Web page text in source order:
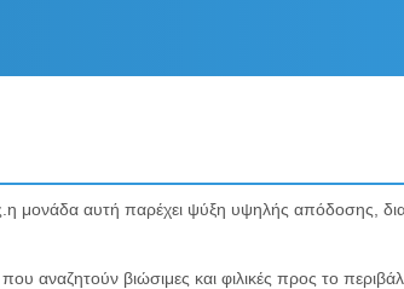
μονάδα αυτή παρέχει ψύξη υψηλής απόδοσης,
αναζητούν βιώσιμες και φιλικές προς το